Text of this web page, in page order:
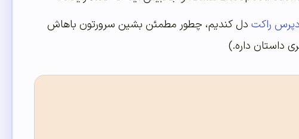
راکت دل کندیم، چطور مطمئن بشین سرورتون باهاش
داستان داره.)